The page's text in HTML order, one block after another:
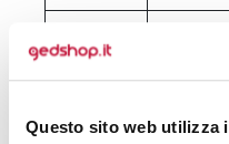
Questo sito web utilizza
3000 €
4000 €